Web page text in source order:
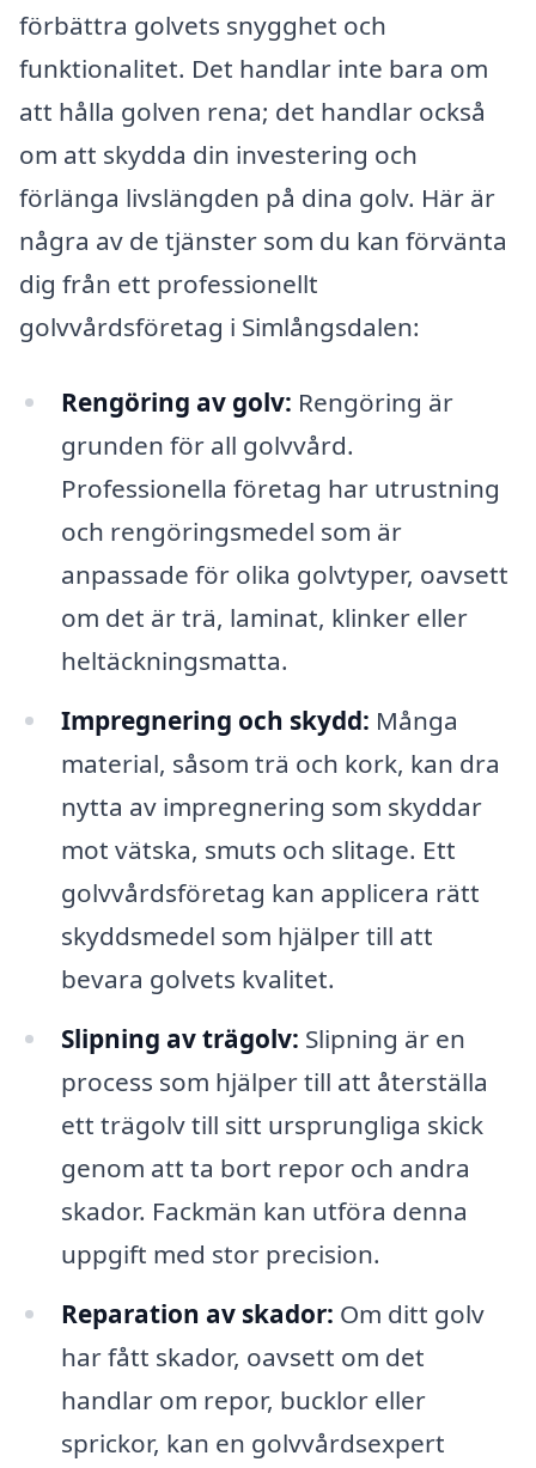
förbättra golvets snygghet och
funktionalitet. Det handlar inte bara om
att hålla golven rena; det handlar också
om att skydda din investering och
förlänga livslängden på dina golv. Här är
några av de tjänster som du kan förvänta
dig från ett professionellt
golvvårdsföretag i Simlångsdalen:
Rengöring av golv: Rengöring är
grunden för all golvvård.
Professionella företag har utrustning
och rengöringsmedel som är
anpassade för olika golvtyper, oavsett
om det är trä, laminat, klinker eller
heltäckningsmatta.
Impregnering och skydd: Många
material, såsom trä och kork, kan dra
nytta av impregnering som skyddar
mot vätska, smuts och slitage. Ett
golvvårdsföretag kan applicera rätt
skyddsmedel som hjälper till att
bevara golvets kvalitet.
Slipning av trägolv: Slipning är en
process som hjälper till att återställa
ett trägolv till sitt ursprungliga skick
genom att ta bort repor och andra
skador. Fackmän kan utföra denna
uppgift med stor precision.
Reparation av skador: Om ditt golv
har fått skador, oavsett om det
handlar om repor, bucklor eller
sprickor, kan en golvvårdsexpert